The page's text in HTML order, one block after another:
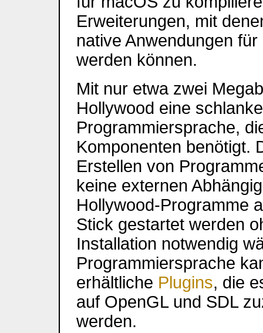
Erweiterungen, mit
native Anwendungen
werden können.
Mit nur etwa zwei
Hollywood eine
Programmiersprache,
Komponenten benötigt.
Erstellen von
keine externen
Hollywood-Programme
Stick gestartet werden
Installation notwendig
Programmiersprache
erhältliche Plugins, die
auf OpenGL und SDL
werden.